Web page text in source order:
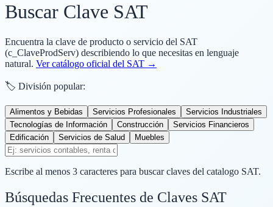
Buscar Clave SAT
Encuentra la clave de producto o servicio del SAT
(c_ClaveProdServ) describiendo lo que necesitas en lenguaje
natural. Ver catálogo oficial del SAT →
🏷️ División popular:
Alimentos y Bebidas Servicios Profesionales
Servicios Industriales
Tecnologías de Información
Construcción
Servicios Financieros
Edificación
Servicios de Salud Muebles
Escribe al menos 3 caracteres para buscar claves del catalogo SAT.
Búsquedas Frecuentes de Claves SAT